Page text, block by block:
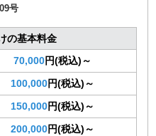
号
の基本料金
70,000円(税込)～
100,000円(税込)～
150,000円(税込)～
200,000円(税込)～